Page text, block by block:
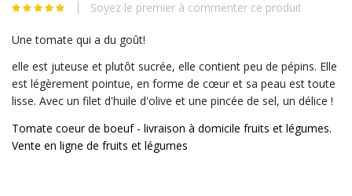
beginning
the
images
gallery
Soyez le premier à commenter ce produit
Une tomate qui a du goût!
elle est juteuse et plutôt sucrée, elle contient peu de pépins. Elle
est légèrement pointue, en forme de cœur et sa peau est toute
lisse. Avec un filet d'huile d'olive et une pincée de sel, un délice !
Tomate coeur de boeuf - livraison à domicile fruits et légumes.
Vente en ligne de fruits et légumes